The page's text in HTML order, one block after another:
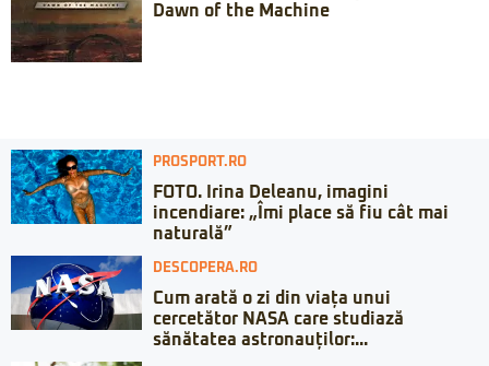
Dawn of the Machine
PROSPORT.RO
FOTO. Irina Deleanu, imagini
incendiare: „Îmi place să fiu cât mai
naturală”
DESCOPERA.RO
Cum arată o zi din viața unui
cercetător NASA care studiază
sănătatea astronauților:...